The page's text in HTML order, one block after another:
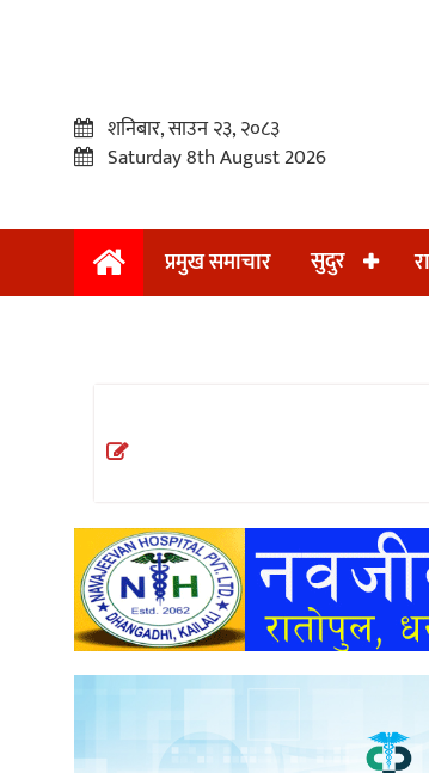
प्रमुख
अन्तराष्ट्रिय
अन्तर्वार्ता
खेलकुद
शनिबार, साउन २३, २०८३
Saturday 8th August 2026
प्रमुख समाचार सुदुर